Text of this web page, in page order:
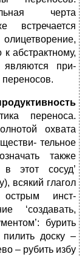
черта
встречается
к абстрактному,
являются при-
переноса.
охвата
тельное
также
в этот сосуд’
всякий глагол
острым инст-
‘создавать,
бурить
доску –
– рубить избу